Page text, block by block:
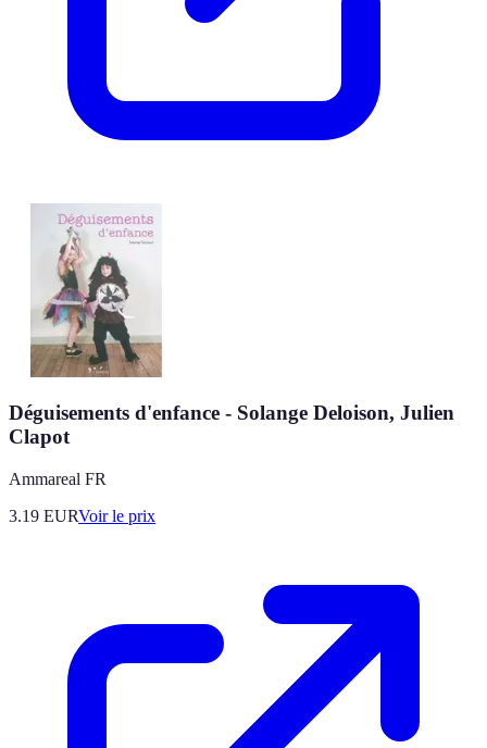
Déguisements d'enfance - Solange Deloison, Julien
Clapot
Ammareal FR
3.19 EURVoir le prix